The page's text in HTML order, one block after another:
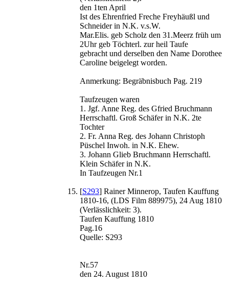
den 1ten April
Ist des Ehrenfried Freche Freyhäußl und
Schneider in N.K. v.s.W.
Mar.Elis. geb Scholz den 31.Meerz früh um
2Uhr geb Töchterl. zur heil Taufe
gebracht und derselben den Name Dorothee
Caroline beigelegt worden.
Anmerkung: Begräbnisbuch Pag. 219
Taufzeugen waren
1. Jgf. Anne Reg. des Gfried Bruchmann
Herrschaftl. Groß Schäfer in N.K. 2te
Tochter
2. Fr. Anna Reg. des Johann Christoph
Püschel Inwoh. in N.K. Ehew.
3. Johann Glieb Bruchmann Herrschaftl.
Klein Schäfer in N.K.
In Taufzeugen Nr.1
[S293] Rainer Minnerop, Taufen Kauffung
1810-16, (LDS Film 889975), 24 Aug 1810
(Verlässlichkeit: 3).
Taufen Kauffung 1810
Pag.16
Quelle: S293
Nr.57
den 24. August 1810